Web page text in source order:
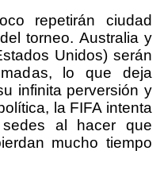
repetirán ciudad
torneo. Australia y
Unidos) serán
lo que deja
infinita perversión y
la FIFA intenta
al hacer que
mucho tiempo